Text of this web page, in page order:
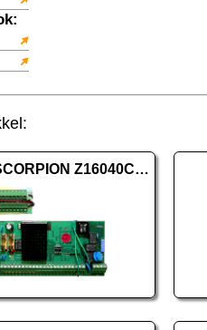
Micron SCORPION Z16040C panel